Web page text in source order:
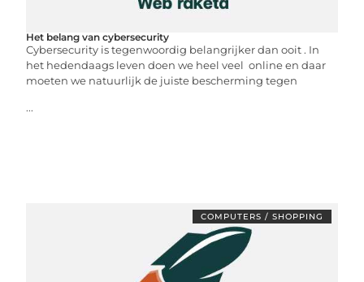
Het belang van cybersecurity
Cybersecurity is tegenwoordig belangrijker dan ooit . In
het hedendaags leven doen we heel veel online en daar
moeten we natuurlijk de juiste bescherming tegen
...
COMPUTERS / SHOPPING